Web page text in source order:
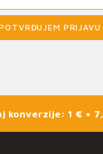
PRIJAVU
konverzije: 1 € =